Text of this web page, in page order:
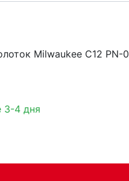
Milwaukee C12 PN-0
3-4 дня